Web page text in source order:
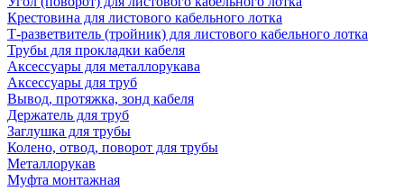
Крестовина для листового кабельного лотка
Т-разветвитель (тройник) для листового кабельного лотка
Трубы для прокладки кабеля
Аксессуары для металлорукава
Аксессуары для труб
Вывод, протяжка, зонд кабеля
Держатель для труб
Заглушка для трубы
Колено, отвод, поворот для трубы
Металлорукав
Муфта монтажная